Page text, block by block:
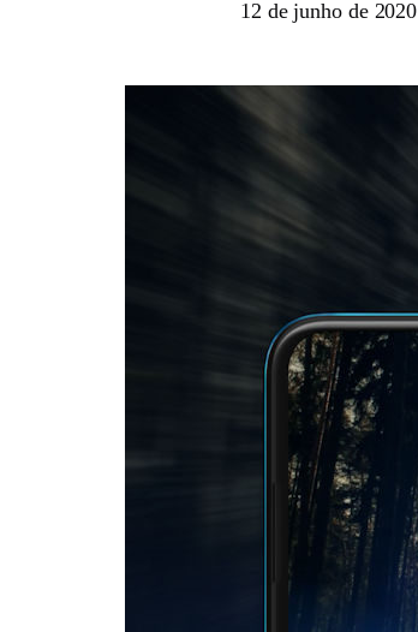
12 de junho de 2020